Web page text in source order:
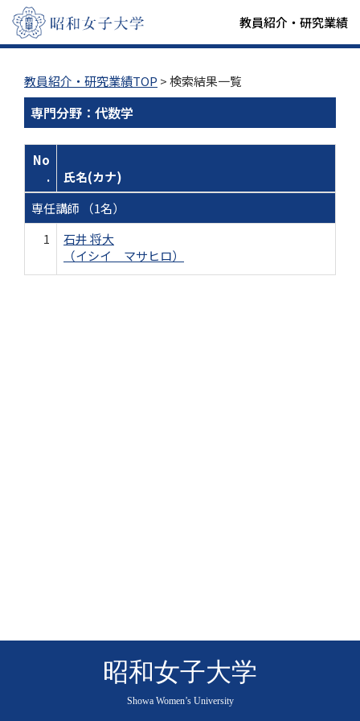
教員紹介・研究業績
教員紹介・研究業績TOP > 検索結果一覧
専門分野：代数学
No
.
氏名(カナ)
専任講師 （1名）
1
石井 将大
（イシイ マサヒロ）
昭和女子大学
Showa Women’s University